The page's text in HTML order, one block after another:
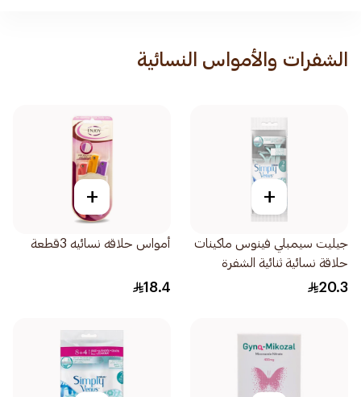
الشفرات والأمواس النسائية
+
جيليت سيمبلي فينوس ماكينات
حلاقة نسائية ثنائية الشفرة
4قطع
20.3
+
أمواس حلاقه نسائيه 3قطعة
18.4